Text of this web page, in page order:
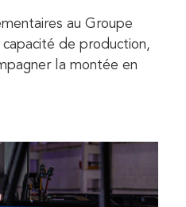
au Groupe
de production,
la montée en